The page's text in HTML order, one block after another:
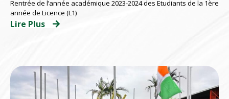
Rentrée de l’année académique 2023-2024 des Etudiants de la 1ère
année de Licence (L1)
Lire Plus